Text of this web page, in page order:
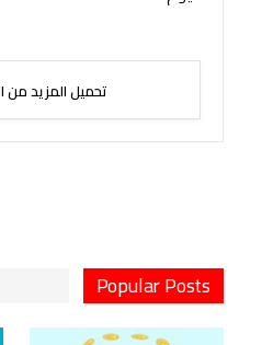
تحميل المزيد من
Popular Posts